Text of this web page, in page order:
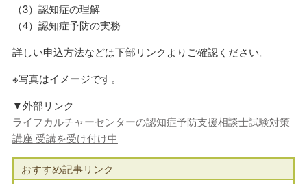
（3）認知症の理解
（4）認知症予防の実務
詳しい申込方法などは下部リンクよりご確認ください。
※写真はイメージです。
▼外部リンク
ライフカルチャーセンターの認知症予防支援相談士試験対策
講座 受講を受け付け中
おすすめ記事リンク